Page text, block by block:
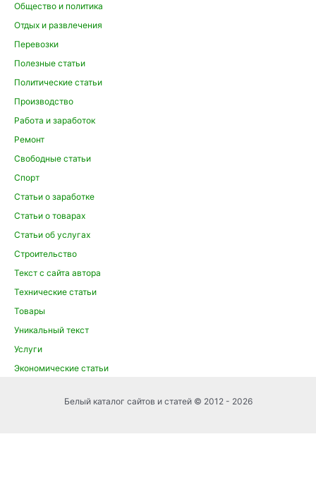
Общество и политика
Отдых и развлечения
Перевозки
Полезные статьи
Политические статьи
Производство
Работа и заработок
Ремонт
Свободные статьи
Спорт
Статьи о заработке
Статьи о товарах
Статьи об услугах
Строительство
Текст с сайта автора
Технические статьи
Товары
Уникальный текст
Услуги
Экономические статьи
Белый каталог сайтов и статей © 2012 - 2026